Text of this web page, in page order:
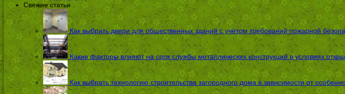
Свежие статьи
Как выбрать двери для общественных зданий с учётом требований пожарной
Какие факторы влияют на срок службы металлических конструкций в условиях
Как выбрать технологию строительства загородного дома в зависимости от